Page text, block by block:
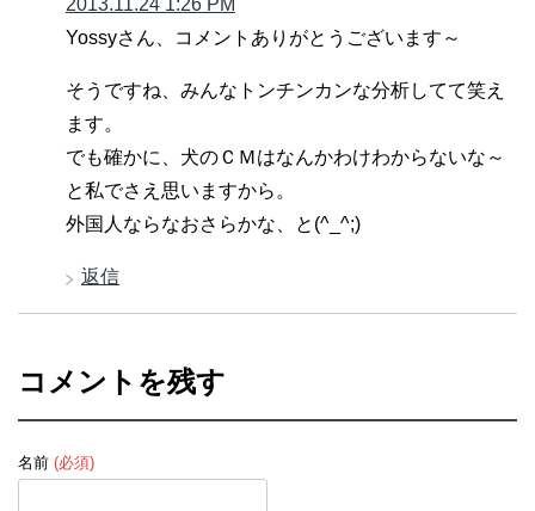
2013.11.24 1:26 PM
Yossyさん、コメントありがとうございます～
そうですね、みんなトンチンカンな分析してて笑え
ます。
でも確かに、犬のＣＭはなんかわけわからないな～
と私でさえ思いますから。
外国人ならなおさらかな、と(^_^;)
返信
コメントを残す
名前 (必須)